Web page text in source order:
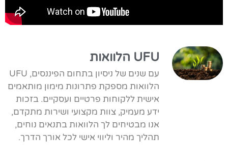
UFU הלוואות
עם שנים של ניסיון בתחום הפיננסים, UFU
הלוואות מספקת פתרונות מימון מותאמים
אישית ללקוחות פרטיים ועסקיים. בזכות
ידע מעמיק, צוות מקצועי ושירות מתקדם,
אנו מבטיחים לך הלוואות בתנאים נוחים,
תהליך מהיר וליווי אישי לכל אורך הדרך.